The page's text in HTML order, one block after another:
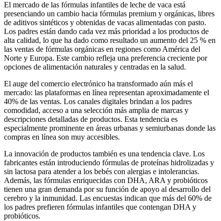
El mercado de las fórmulas infantiles de leche de vaca está
presenciando un cambio hacia fórmulas premium y orgánicas, libres
de aditivos sintéticos y obtenidas de vacas alimentadas con pasto.
Los padres están dando cada vez más prioridad a los productos de
alta calidad, lo que ha dado como resultado un aumento del 25 % en
las ventas de fórmulas orgánicas en regiones como América del
Norte y Europa. Este cambio refleja una preferencia creciente por
opciones de alimentación naturales y centradas en la salud.
El auge del comercio electrónico ha transformado aún más el
mercado: las plataformas en línea representan aproximadamente el
40% de las ventas. Los canales digitales brindan a los padres
comodidad, acceso a una selección más amplia de marcas y
descripciones detalladas de productos. Esta tendencia es
especialmente prominente en áreas urbanas y semiurbanas donde las
compras en línea son muy accesibles.
La innovación de productos también es una tendencia clave. Los
fabricantes están introduciendo fórmulas de proteínas hidrolizadas y
sin lactosa para atender a los bebés con alergias e intolerancias.
Además, las fórmulas enriquecidas con DHA, ARA y probióticos
tienen una gran demanda por su función de apoyo al desarrollo del
cerebro y la inmunidad. Las encuestas indican que más del 60% de
los padres prefieren fórmulas infantiles que contengan DHA y
probióticos.